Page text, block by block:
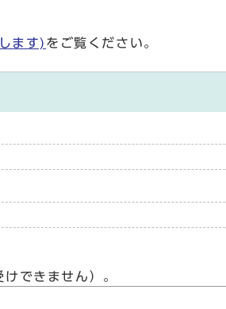
ます) をご覧ください。
できません）。